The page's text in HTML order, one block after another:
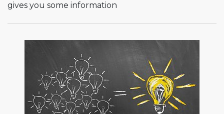
gives you some information